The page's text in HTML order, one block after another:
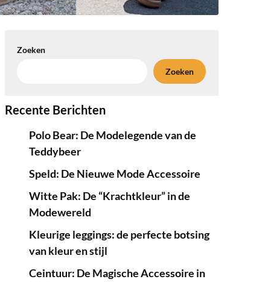
Zoeken
Zoeken
Recente Berichten
Polo Bear: De Modelegende van de
Teddybeer
Speld: De Nieuwe Mode Accessoire
Witte Pak: De “Krachtkleur” in de
Modewereld
Kleurige leggings: de perfecte botsing
van kleur en stijl
Ceintuur: De Magische Accessoire in